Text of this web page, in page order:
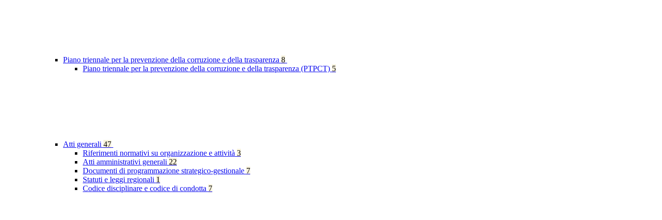
Piano triennale per la prevenzione della corruzione e della trasparenza 8
Piano triennale per la prevenzione della corruzione e della trasparenza (PTPCT) 5
Atti generali 47
Riferimenti normativi su organizzazione e attività 3
Atti amministrativi generali 22
Documenti di programmazione strategico-gestionale 7
Statuti e leggi regionali 1
Codice disciplinare e codice di condotta 7